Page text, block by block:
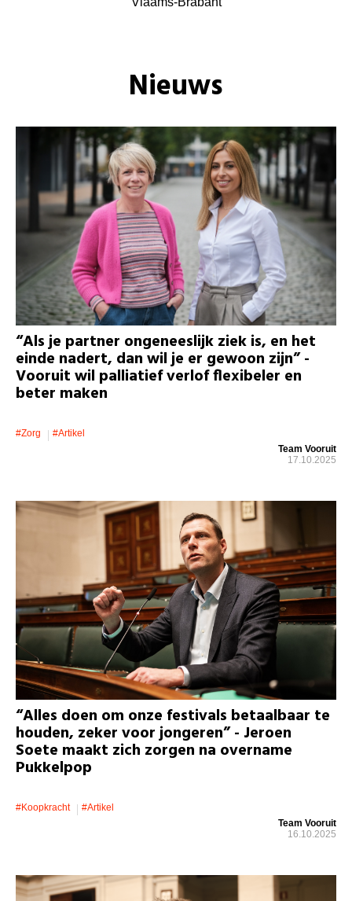
Nieuws
“Als je partner ongeneeslijk ziek is, en het
einde nadert, dan wil je er gewoon zijn” -
Vooruit wil palliatief verlof flexibeler en
beter maken
#zorg
#artikel
Team Vooruit
17.10.2025
“Alles doen om onze festivals betaalbaar te
houden, zeker voor jongeren” - Jeroen
Soete maakt zich zorgen na overname
Pukkelpop
#koopkracht
#artikel
Team Vooruit
16.10.2025